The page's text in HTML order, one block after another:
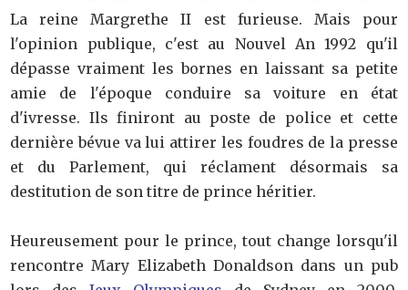
La reine Margrethe II est furieuse. Mais pour
l'opinion publique, c'est au Nouvel An 1992 qu'il
dépasse vraiment les bornes en laissant sa petite
amie de l'époque conduire sa voiture en état
d'ivresse. Ils finiront au poste de police et cette
dernière bévue va lui attirer les foudres de la presse
et du Parlement, qui réclament désormais sa
destitution de son titre de prince héritier.
Heureusement pour le prince, tout change lorsqu'il
rencontre Mary Elizabeth Donaldson dans un pub